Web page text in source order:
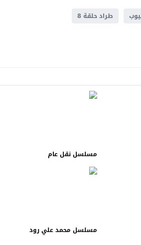
طراد حلقة 8
مسلسل نقل عام
مسلسل محمد علي رود